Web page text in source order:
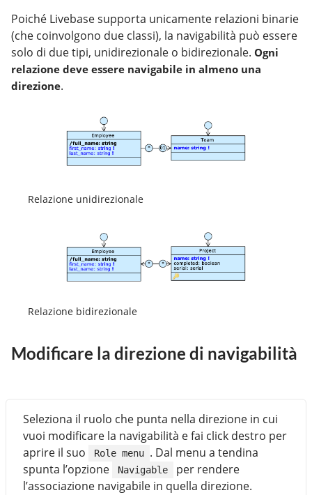
Poiché Livebase supporta unicamente relazioni binarie
(che coinvolgono due classi), la navigabilità può essere
solo di due tipi, unidirezionale o bidirezionale. Ogni
relazione deve essere navigabile in almeno una
direzione.
Relazione unidirezionale
Relazione bidirezionale
Modificare la direzione di navigabilità
Seleziona il ruolo che punta nella direzione in cui
vuoi modificare la navigabilità e fai click destro per
aprire il suo
Role menu . Dal menu a tendina
spunta l’opzione
Navigable
per rendere
l’associazione navigabile in quella direzione.